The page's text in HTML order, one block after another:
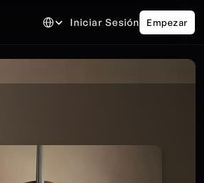
Iniciar Sesión Empezar